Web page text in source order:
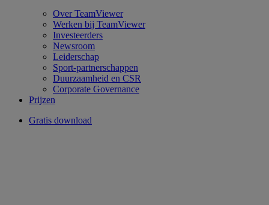
Over TeamViewer
Werken bij TeamViewer
Investeerders
Newsroom
Leiderschap
Sport-partnerschappen
Duurzaamheid en CSR
Corporate Governance
Prijzen
Gratis download